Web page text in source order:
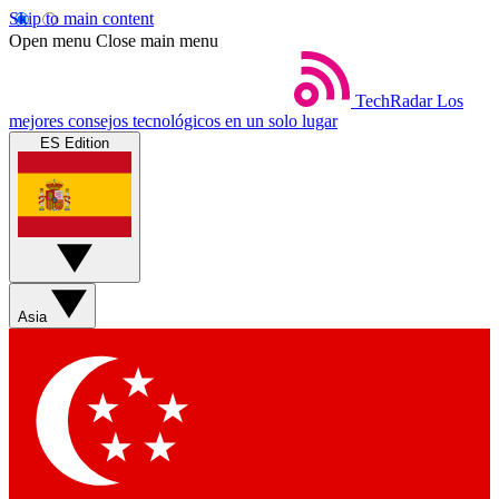
Skip to main content
Open menu Close main menu
TechRadar Los
mejores consejos tecnológicos en un solo lugar
ES Edition
Asia